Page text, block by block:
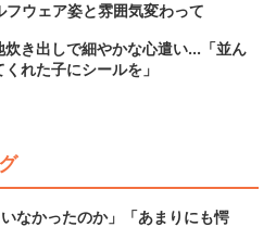
ウェア姿と雰囲気変わって
き出しで細やかな心遣い...「並ん
れた子にシールを」
なかったのか」「あまりにも愕